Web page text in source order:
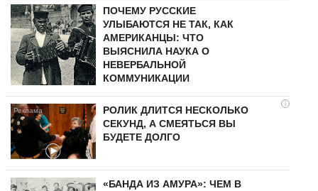
ПОЧЕМУ РУССКИЕ
УЛЫБАЮТСЯ НЕ ТАК, КАК
АМЕРИКАНЦЫ: ЧТО
ВЫЯСНИЛА НАУКА О
НЕВЕРБАЛЬНОЙ
КОММУНИКАЦИИ
i
РОЛИК ДЛИТСЯ НЕСКОЛЬКО
СЕКУНД, А СМЕЯТЬСЯ ВЫ
БУДЕТЕ ДОЛГО
«БАНДА ИЗ АМУРА»: ЧЕМ В